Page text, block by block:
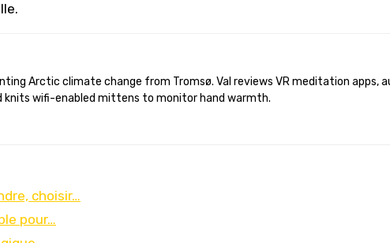
knits wifi-enabled mittens to monitor hand warmth.
choisir…
pour…